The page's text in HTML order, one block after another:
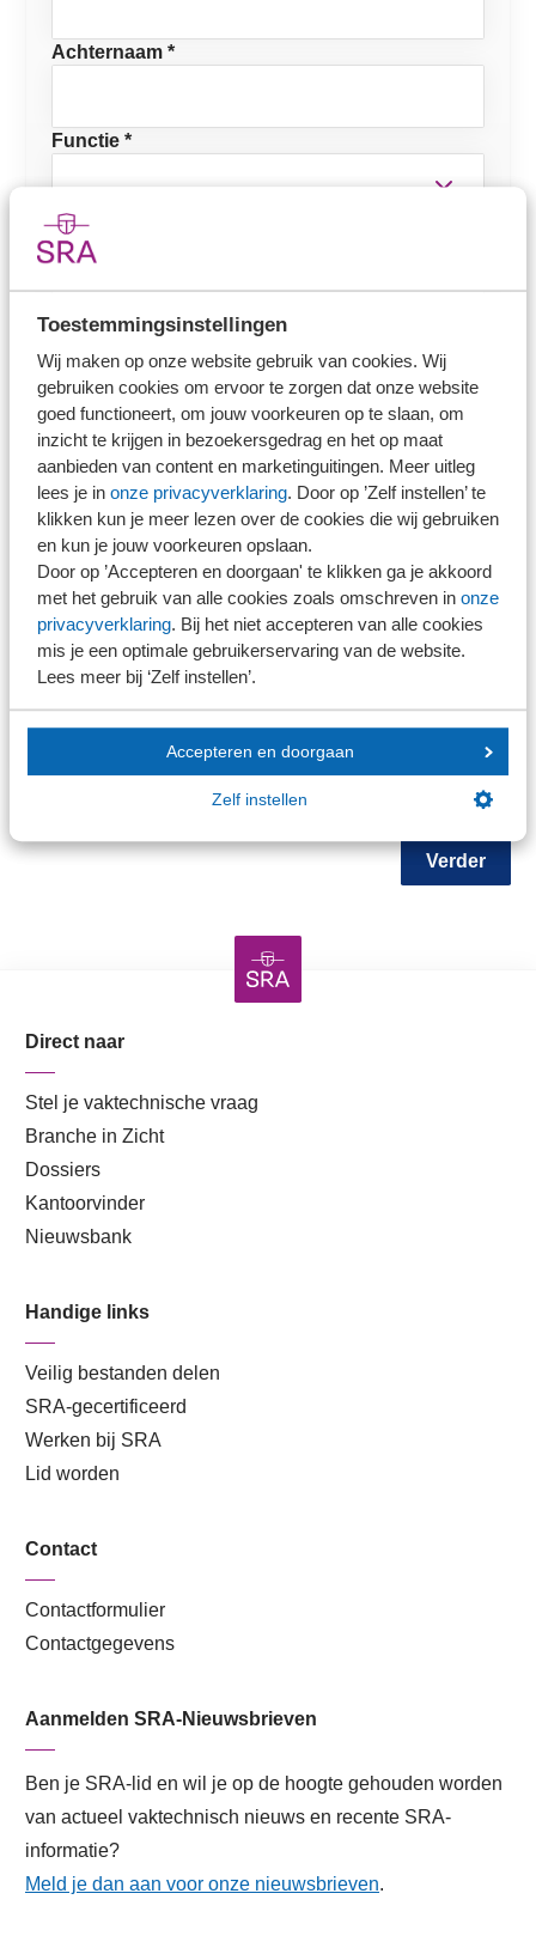
Toestemmingsinstellingen
Wij maken op onze website gebruik van cookies. Wij
gebruiken cookies om ervoor te zorgen dat onze website
goed functioneert, om jouw voorkeuren op te slaan, om
inzicht te krijgen in bezoekersgedrag en het op maat
aanbieden van content en marketinguitingen. Meer uitleg
lees je in onze privacyverklaring. Door op ’Zelf instellen’ te
klikken kun je meer lezen over de cookies die wij gebruiken
en kun je jouw voorkeuren opslaan.
Door op ’Accepteren en doorgaan' te klikken ga je akkoord
met het gebruik van alle cookies zoals omschreven in onze
privacyverklaring. Bij het niet accepteren van alle cookies
mis je een optimale gebruikerservaring van de website.
Lees meer bij ‘Zelf instellen’.
Accepteren en doorgaan
Zelf instellen
Achternaam *
Functie *
E-mailadres *
Mobiel telefoonnummer
NOB-lid
Ja
Nee
NEVOA-lid
Ja
Nee
Opmerkingen
Verder
Direct naar
Stel je vaktechnische vraag
Branche in Zicht
Dossiers
Kantoorvinder
Nieuwsbank
Handige links
Veilig bestanden delen
SRA-gecertificeerd
Werken bij SRA
Lid worden
Contact
Contactformulier
Contactgegevens
Aanmelden SRA-Nieuwsbrieven
Ben je SRA-lid en wil je op de hoogte gehouden worden
van actueel vaktechnisch nieuws en recente SRA-
informatie?
Meld je dan aan voor onze nieuwsbrieven.